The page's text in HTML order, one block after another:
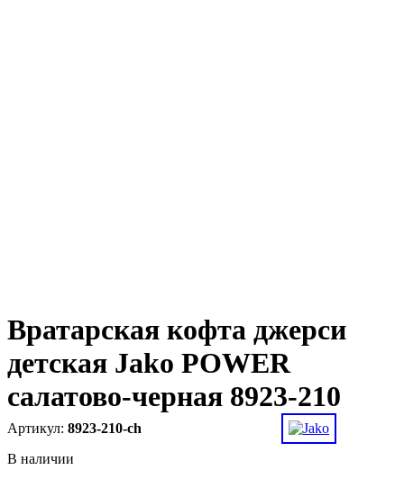
Вратарская кофта джерси
детская Jako POWER
салатово-черная 8923-210
8923-210-ch
В наличии